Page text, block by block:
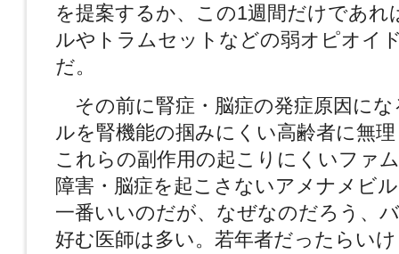
を提案するか、この1週間だけであれ
ルやトラムセットなどの弱オピオイ
だ。
その前に腎症・脳症の発症原因に
ルを腎機能の掴みにくい高齢者に無
これらの副作用の起こりにくいファ
障害・脳症を起こさないアメナメビ
一番いいのだが、なぜなのだろう、
好む医師は多い。若年者だったらい